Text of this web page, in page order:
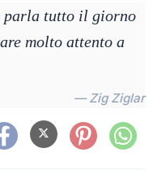
parla tutto il giorno
molto attento a
— Zig Ziglar